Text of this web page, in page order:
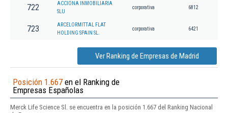
722
ACCIONA INMOBILIARIA
SLU
corporativa 6812
723
ARCELORMITTAL FLAT
HOLDING SPAIN SL.
corporativa 6421
Ver Ranking de Empresas de Madrid
Posición 1.667 en el Ranking de
Empresas Españolas
Merck Life Science Sl. se encuentra en la posición 1.667 del Ranking Nacional